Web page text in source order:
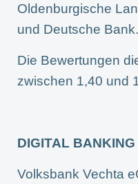
Oldenburgische
und Deutsche Bank.
Die Bewertungen
zwischen 1,40 und
DIGITAL BANKING
Volksbank Vechta